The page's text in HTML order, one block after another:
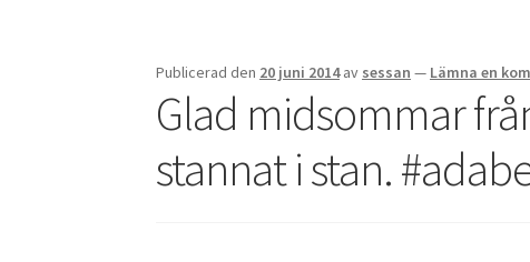
Publicerad den 20 juni 2014 av sessan — Lämna en
Glad midsommar
stannat i stan.